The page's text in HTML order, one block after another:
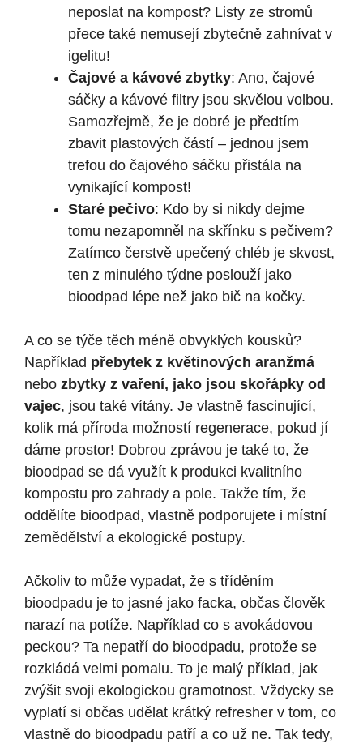
neposlat na kompost? Listy ze stromů
přece také nemusejí zbytečně zahnívat v
igelitu!
Čajové a kávové zbytky: Ano, čajové
sáčky a kávové filtry jsou skvělou volbou.
Samozřejmě, že je dobré je předtím
zbavit plastových částí – jednou jsem
trefou do čajového sáčku přistála na
vynikající kompost!
Staré pečivo: Kdo by si nikdy dejme
tomu nezapomněl na skřínku s pečivem?
Zatímco čerstvě upečený chléb je skvost,
ten z minulého týdne poslouží jako
bioodpad lépe než jako bič na kočky.
A co se týče těch méně obvyklých kousků?
Například přebytek z květinových aranžmá
nebo zbytky z vaření, jako jsou skořápky od
vajec, jsou také vítány. Je vlastně fascinující,
kolik má příroda možností regenerace, pokud jí
dáme prostor! Dobrou zprávou je také to, že
bioodpad se dá využít k produkci kvalitního
kompostu pro zahrady a pole. Takže tím, že
oddělíte bioodpad, vlastně podporujete i místní
zemědělství a ekologické postupy.
Ačkoliv to může vypadat, že s tříděním
bioodpadu je to jasné jako facka, občas člověk
narazí na potíže. Například co s avokádovou
peckou? Ta nepatří do bioodpadu, protože se
rozkládá velmi pomalu. To je malý příklad, jak
zvýšit svoji ekologickou gramotnost. Vždycky se
vyplatí si občas udělat krátký refresher v tom, co
vlastně do bioodpadu patří a co už ne. Tak tedy,